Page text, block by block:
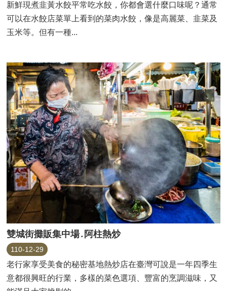
新鮮現煮韭黃水餃平常吃水餃，你都會選什麼口味呢？通常
可以在水餃店菜單上看到的菜肉水餃，像是高麗菜、韭菜及
玉米等。但有一種...
雙城街攤販集中場․阿柱熱炒
110-12-29
老行家享受美食的秘密基地熱炒店在臺灣可說是一年四季生
意都很興旺的行業，多樣的菜色選項、豐富的烹調滋味，又